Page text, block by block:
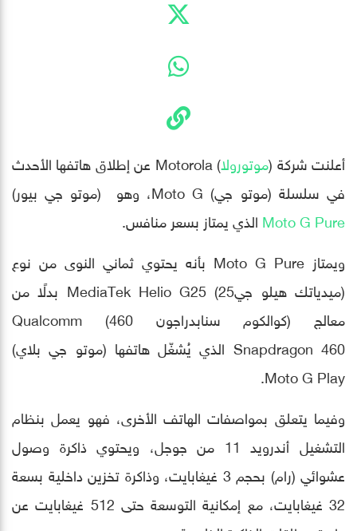
أعلنت شركة (موتورولا
) Motorola عن إطلاق هاتفها الأحدث
في سلسلة (موتو جي) Moto G، وهو (موتو جي بيور)
Moto G Pure الذي يمتاز بسعر منافس.
ويمتاز Moto G Pure بأنه يحتوي ثماني النوى من نوع
(ميدياتك هيلو جي25) MediaTek Helio G25 بدلًا من
معالج (كوالكوم سنابدراجون 460) Qualcomm
Snapdragon 460 الذي يُشغّل هاتفها (موتو جي بلاي)
Moto G Play.
وفيما يتعلق بمواصفات الهاتف الأخرى، فهو يعمل بنظام
التشغيل أندرويد 11 من جوجل، ويحتوي ذاكرة وصول
عشوائي (رام) بحجم 3 غيغابايت، وذاكرة تخزين داخلية بسعة
32 غيغابايت، مع إمكانية التوسعة حتى 512 غيغابايت عن